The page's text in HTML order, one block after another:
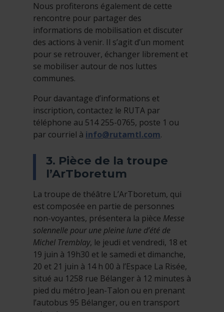
Nous profiterons également de cette
rencontre pour partager des
informations de mobilisation et discuter
des actions à venir. Il s’agit d’un moment
pour se retrouver, échanger librement et
se mobiliser autour de nos luttes
communes.
Pour davantage d’informations et
inscription, contactez le RUTA par
téléphone au 514 255-0765, poste 1 ou
par courriel à info@rutamtl.com.
3. Pièce de la troupe
l’ArTboretum
La troupe de théâtre L’ArTboretum, qui
est composée en partie de personnes
non-voyantes, présentera la pièce Messe
solennelle pour une pleine lune d’été de
Michel Tremblay, le jeudi et vendredi, 18 et
19 juin à 19h30 et le samedi et dimanche,
20 et 21 juin à 14 h 00 à l’Espace La Risée,
situé au 1258 rue Bélanger à 12 minutes à
pied du métro Jean-Talon ou en prenant
l’autobus 95 Bélanger, ou en transport